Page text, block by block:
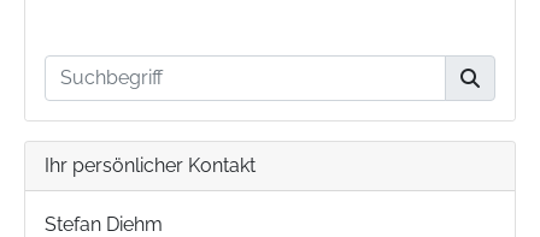
Ihr persönlicher Kontakt
Stefan Diehm